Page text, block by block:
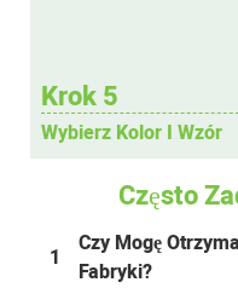
Krok 5
Wybierz Kolor I Wzór
Często
1
Czy Mogę
Fabryki?